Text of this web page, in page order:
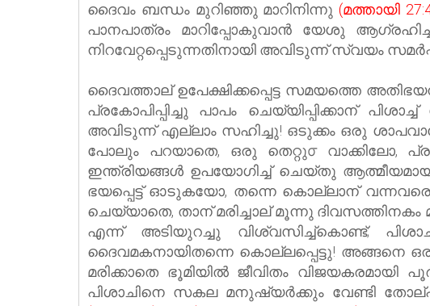
ദൈവം ബന്ധം മുറിഞ്ഞു മാറിനിന്നു (മത്തായി
പാനപാത്രം മാറിപ്പോകുവാൻ യേശു
നിറവേറ്റപ്പെടുന്നതിനായി അവിടുന്ന് സ്വയം
ദൈവത്താല് ഉപേക്ഷിക്കപ്പെട്ട സമയത്തെ
പ്രകോപിപ്പിച്ചു പാപം ചെയ്യിപ്പിക്കാന്
അവിടുന്ന് എല്ലാം സഹിച്ചു! ഒടുക്കം ഒരു
പോലും പറയാതെ, ഒരു തെറ്റു൦ വാക്കിലോ,
ഇന്ത്രിയങ്ങള്‍ ഉപയോഗിച്ച് ചെയ്തു
ഭയപ്പെട്ട് ഓടുകയോ, തന്നെ കൊല്ലാന്
ചെയ്യാതെ, താന് മരിച്ചാല് മൂന്നു ദിവസത്തിനകം
എന്ന് അടിയുറച്ചു വിശ്വസിച്ച്കൊണ്ട്;
ദൈവമകനായിതന്നെ കൊല്ലപ്പെട്ടു! അങ്ങനെ
മരിക്കാതെ ഭൂമിയിൽ ജീവിതം വിജയകരമായി
പിശാചിനെ സകല മനുഷ്യർക്കും വേണ്ടി